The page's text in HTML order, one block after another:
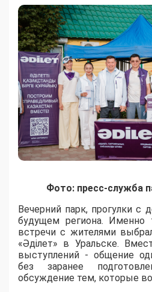
Фото: пресс-служба
Вечерний парк, прогулки с
будущем региона. Именно
встречи с жителями
«Әділет» в Уральске.
выступлений - общение
без заранее
обсуждение тем, которые